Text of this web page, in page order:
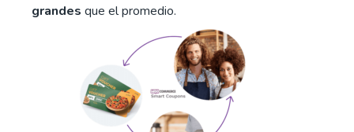
grandes que el promedio.